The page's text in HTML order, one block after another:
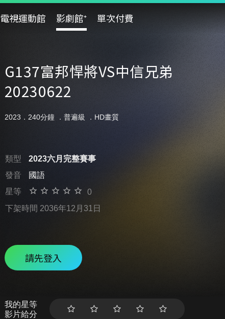
電視運動館 影劇館⁺ 單次付費
G137富邦悍將VS中信兄弟
20230622
2023．240分鐘 ． 普遍級 ．HD畫質
類型
2023六月完整賽事
發音
國語
星等
0
下架時間 2036年12月31日
請先登入
我的星等
影片給分